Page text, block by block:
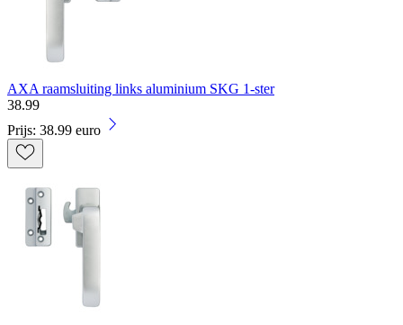
AXA raamsluiting links aluminium SKG 1-ster
38.99
Prijs: 38.99 euro